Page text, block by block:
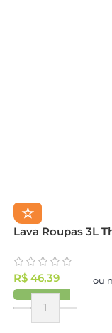
☆
Lava Roupas 3L
R$46,39 ou